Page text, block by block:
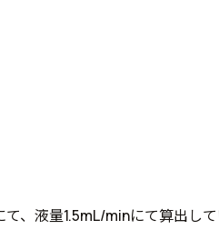
、液量1.5mL/minにて算出して